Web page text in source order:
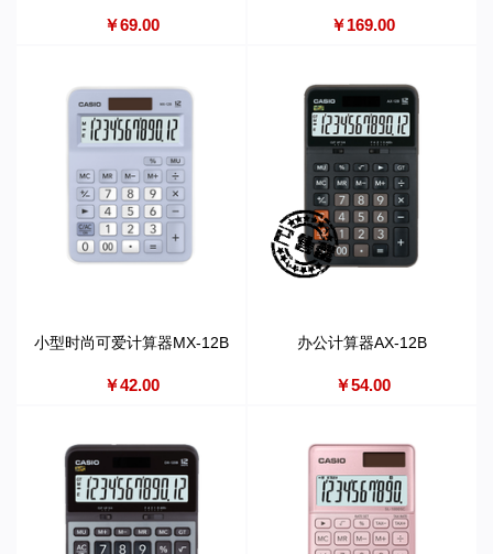
￥69.00 ￥169.00
小型时尚可爱计算器MX-12B
￥42.00
办公计算器AX-12B
￥54.00